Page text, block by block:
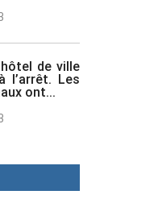
de ville
l’arrêt. Les
ont...